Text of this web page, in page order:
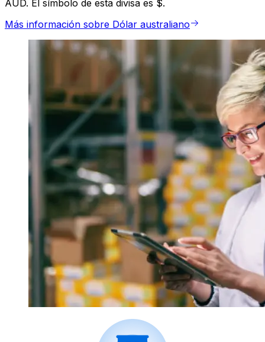
AUD. El símbolo de esta divisa es $.
Más información sobre Dólar australiano